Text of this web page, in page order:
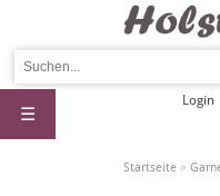
Login
☰
Startseite»